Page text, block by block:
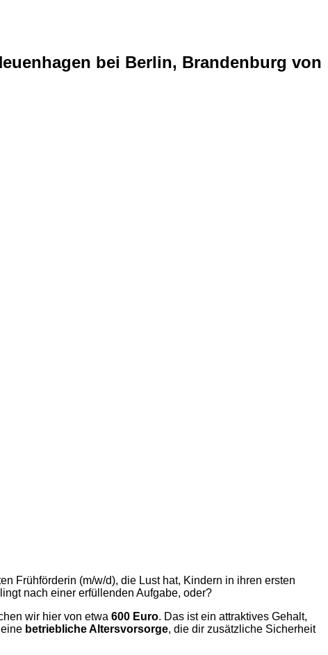
bei Berlin, Brandenburg von
Frühförderin (m/w/d), die Lust hat, Kindern in ihren ersten
nach einer erfüllenden Aufgabe, oder?
wir hier von etwa 600 Euro. Das ist ein attraktives Gehalt,
betriebliche Altersvorsorge, die dir zusätzliche Sicherheit